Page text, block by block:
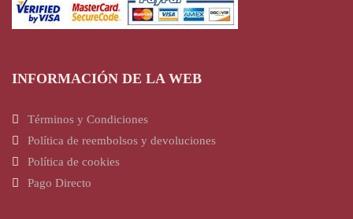
INFORMACIÓN DE LA WEB
Términos y Condiciones
Política de reembolsos y devoluciones
Política de cookies
Pago Directo